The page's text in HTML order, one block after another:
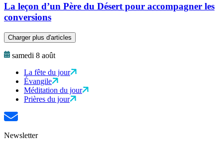
La leçon d’un Père du Désert pour accompagner les
conversions
Charger plus d'articles
samedi 8 août
La fête du jour
Évangile
Méditation du jour
Prières du jour
Newsletter